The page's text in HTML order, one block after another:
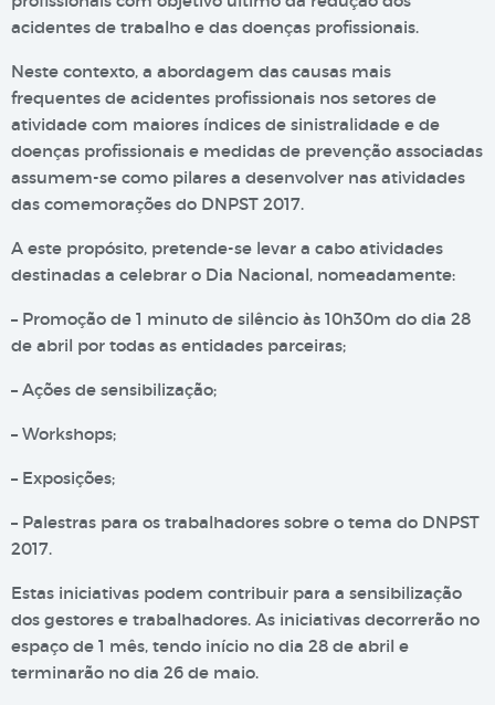
acidentes de trabalho e das doenças profissionais.
Neste contexto, a abordagem das causas mais
frequentes de acidentes profissionais nos setores de
atividade com maiores índices de sinistralidade e de
doenças profissionais e medidas de prevenção associadas
assumem-se como pilares a desenvolver nas atividades
das comemorações do DNPST 2017.
A este propósito, pretende-se levar a cabo atividades
destinadas a celebrar o Dia Nacional, nomeadamente:
– Promoção de 1 minuto de silêncio às 10h30m do dia 28
de abril por todas as entidades parceiras;
– Ações de sensibilização;
– Workshops;
– Exposições;
– Palestras para os trabalhadores sobre o tema do DNPST
2017.
Estas iniciativas podem contribuir para a sensibilização
dos gestores e trabalhadores. As iniciativas decorrerão no
espaço de 1 mês, tendo início no dia 28 de abril e
terminarão no dia 26 de maio.